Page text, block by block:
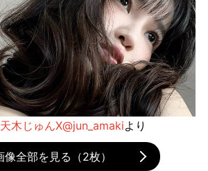
天木じゅんX@jun_amakiより
像全部を見る（2枚）